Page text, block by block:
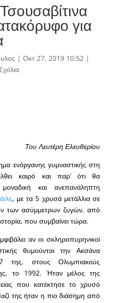
για
| Οκτ 27, 2019 10:52|
Του Λευτέρη Ελευθερίου
ενόργανης γυμναστικής στη
καιρό και παρ’ ότι θα
και ανεπανάληπτη
, με τα 5 χρυσά μετάλλια σε
των ασύμμετρων ζυγών, από
που συμβαίνει τώρα.
αν οι σκληροπυρηνικοί
θυμούνται την Ακσάνα
της, στους Ολυμπιακούς
το 1992. Ήταν μέλος της
που κατέκτησε το χρυσό
της ήταν η πιο διάσημη από